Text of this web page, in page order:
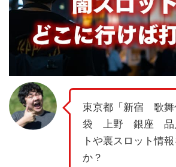
東京都「新宿 歌
袋 上野 銀座 品
トや裏スロット情
か？